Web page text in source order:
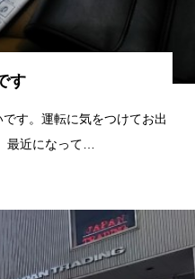
す
す。運転に気をつけてお出
最近になって…